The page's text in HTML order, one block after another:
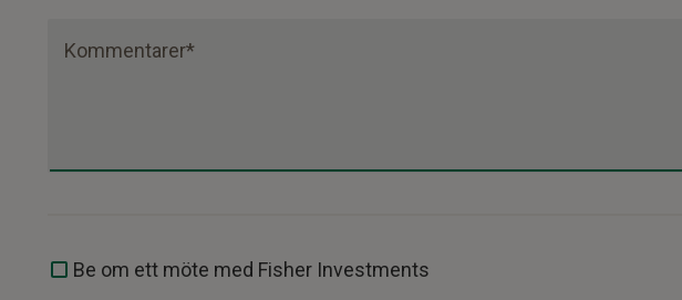
Kommentarer*
Be om ett möte med Fisher Investments